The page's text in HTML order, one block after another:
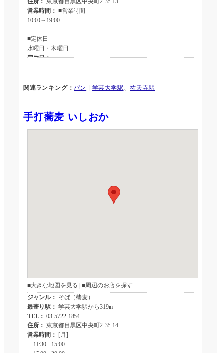
関連ランキング： パン 学芸大学駅 、祐天寺駅
手打蕎麦 いしおか